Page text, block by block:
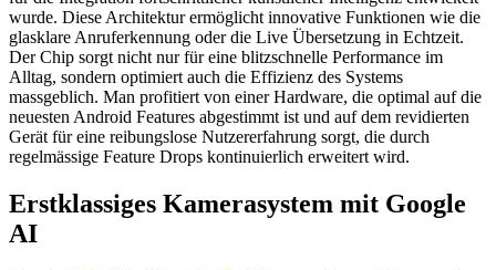
wurde. Diese Architektur ermöglicht innovative Funktionen wie die
glasklare Anruferkennung oder die Live Übersetzung in Echtzeit.
Der Chip sorgt nicht nur für eine blitzschnelle Performance im
Alltag, sondern optimiert auch die Effizienz des Systems
massgeblich. Man profitiert von einer Hardware, die optimal auf die
neuesten Android Features abgestimmt ist und auf dem revidierten
Gerät für eine reibungslose Nutzererfahrung sorgt, die durch
regelmässige Feature Drops kontinuierlich erweitert wird.
Erstklassiges Kamerasystem mit Google
AI